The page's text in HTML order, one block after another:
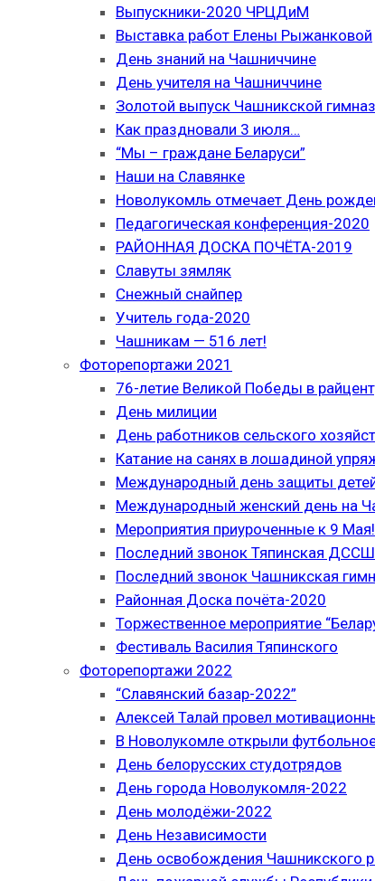
Выпускники-2020 ЧРЦДиМ
Выставка работ Елены Рыжанковой
День знаний на Чашниччине
День учителя на Чашниччине
Золотой выпуск Чашникской
Как праздновали 3 июля…
“Мы – граждане Беларуси”
Наши на Славянке
Новолукомль отмечает День
Педагогическая конференция-2020
РАЙОННАЯ ДОСКА ПОЧЁТА-2019
Славуты зямляк
Снежный снайпер
Учитель года-2020
Чашникам — 516 лет!
Фоторепортажи 2021
76-летие Великой Победы в
День милиции
День работников сельского
Катание на санях в лошадиной
Международный день защиты
Международный женский день на
Мероприятия приуроченные к 9 Мая!
Последний звонок Тяпинская
Последний звонок Чашникская
Районная Доска почёта-2020
Торжественное мероприятие
Фестиваль Василия Тяпинского
Фоторепортажи 2022
“Славянский базар-2022”
Алексей Талай провел
В Новолукомле открыли
День белорусских студотрядов
День города Новолукомля-2022
День молодёжи-2022
День Независимости
День освобождения Чашникского